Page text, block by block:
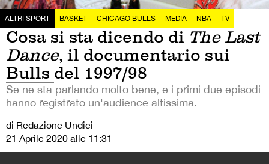
ALTRI SPORT BASKET CHICAGO BULLS MEDIA NBA TV
Cosa si sta dicendo di The Last
Dance, il documentario sui
Bulls del 1997/98
Se ne sta parlando molto bene, e i primi due episodi
hanno registrato un'audience altissima.
di Redazione Undici
21 Aprile 2020 alle 11:31